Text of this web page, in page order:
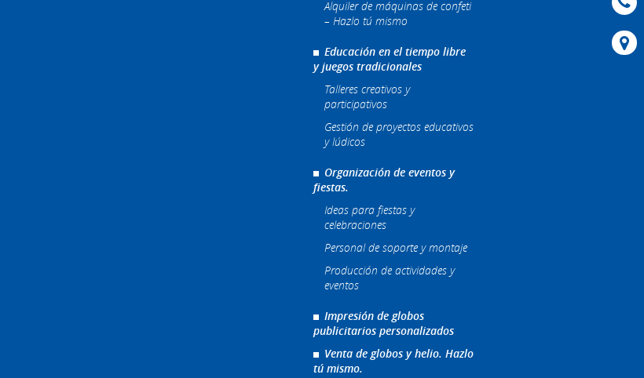
Alquiler de máquinas de confeti
– Hazlo tú mismo
Educación en el tiempo libre
y juegos tradicionales
Talleres creativos y
participativos
Gestión de proyectos educativos
y lúdicos
Organización de eventos y
fiestas.
Ideas para fiestas y
celebraciones
Personal de soporte y montaje
Producción de actividades y
eventos
Impresión de globos
publicitarios personalizados
Venta de globos y helio. Hazlo
tú mismo.